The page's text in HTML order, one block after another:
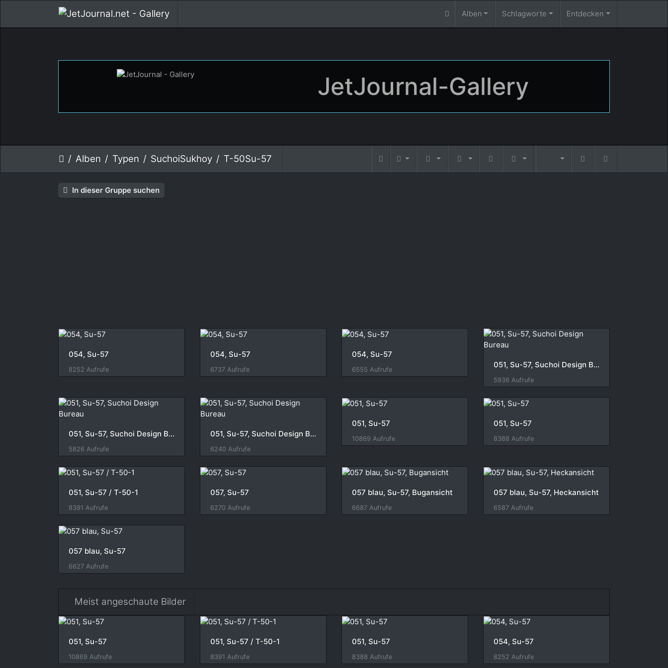
Alben Schlagworte Entdecken
JetJournal-Gallery
Alben Typen SuchoiSukhoy T-50Su-57
In dieser Gruppe suchen
054, Su-57
8252 Aufrufe
054, Su-57
6737 Aufrufe
054, Su-57
6555 Aufrufe
051, Su-57, Suchoi Design Bureau
5936 Aufrufe
051, Su-57, Suchoi Design Bureau
5826 Aufrufe
051, Su-57, Suchoi Design Bureau
6240 Aufrufe
051, Su-57
10869 Aufrufe
051, Su-57
8388 Aufrufe
051, Su-57 / T-50-1
8391 Aufrufe
057, Su-57
6270 Aufrufe
057 blau, Su-57, Bugansicht
6687 Aufrufe
057 blau, Su-57, Heckansicht
6587 Aufrufe
057 blau, Su-57
6627 Aufrufe
Meist angeschaute Bilder
051, Su-57
10869 Aufrufe
051, Su-57 / T-50-1
8391 Aufrufe
051, Su-57
8388 Aufrufe
054, Su-57
8252 Aufrufe